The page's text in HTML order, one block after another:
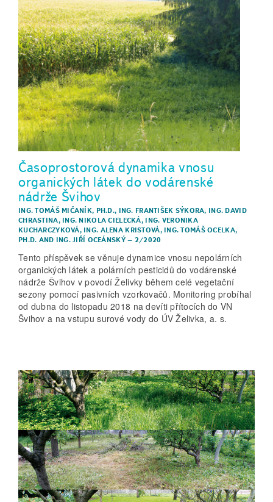
Časoprostorová dynamika vnosu
organických látek do vodárenské
nádrže Švihov
ING. TOMÁŠ MIČANÍK, PH.D., ING. FRANTIŠEK SÝKORA, ING. DAVID
CHRASTINA, ING. NIKOLA CIELECKÁ, ING. VERONIKA
KUCHARCZYKOVÁ, ING. ALENA KRISTOVÁ, ING. TOMÁŠ OCELKA,
PH.D. AND ING. JIŘÍ OCEÁNSKÝ– 2/2020
Tento příspěvek se věnuje dynamice vnosu nepolárních
organických látek a polárních pesticidů do vodárenské
nádrže Švihov v povodí Želivky během celé vegetační
sezony pomocí pasivních vzorkovačů. Monitoring probíhal
od dubna do listopadu 2018 na devíti přítocích do VN
Švihov a na vstupu surové vody do ÚV Želivka, a. s.